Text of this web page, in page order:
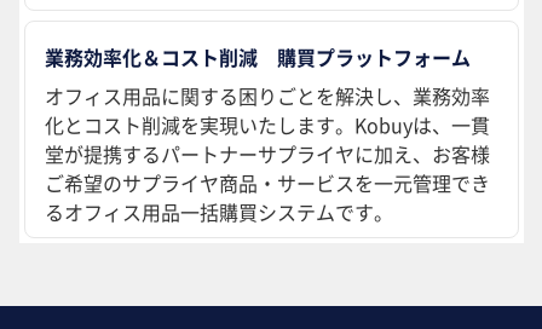
業務効率化＆コスト削減 購買プラットフォーム
オフィス用品に関する困りごとを解決し、業務効率
化とコスト削減を実現いたします。Kobuyは、一貫
堂が提携するパートナーサプライヤに加え、お客様
ご希望のサプライヤ商品・サービスを一元管理でき
るオフィス用品一括購買システムです。